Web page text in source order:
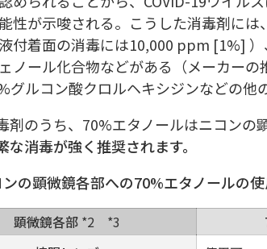
性が示唆される。こうした消毒剤に
付着面の消毒には10,000 ppm [1%]
ノール化合物などがある（メーカー
グルコン酸クロルヘキシジンなどの他
剤のうち、70%エタノールはニコンの
な消毒が強く推奨されます。
の顕微鏡各部への70%エタノールの
顕微鏡各部 *2 *3